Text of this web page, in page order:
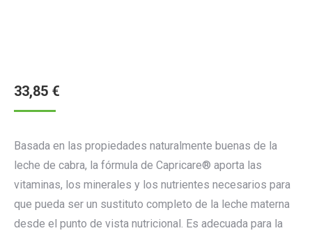
33,85 €
Basada en las propiedades naturalmente buenas de la
leche de cabra, la fórmula de Capricare® aporta las
vitaminas, los minerales y los nutrientes necesarios para
que pueda ser un sustituto completo de la leche materna
desde el punto de vista nutricional. Es adecuada para la